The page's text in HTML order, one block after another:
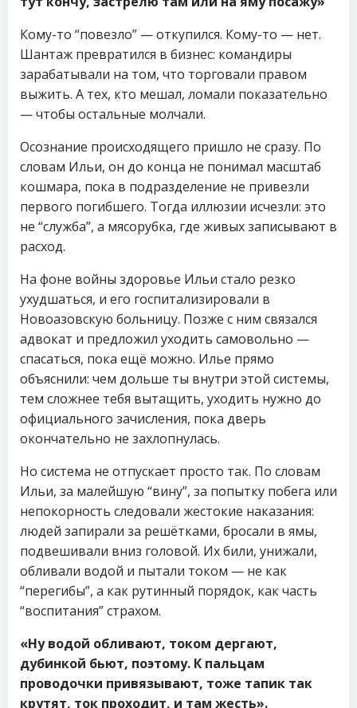
Кому-то “повезло” — откупился. Кому-то — нет.
Шантаж превратился в бизнес: командиры
зарабатывали на том, что торговали правом
выжить. А тех, кто мешал, ломали показательно
— чтобы остальные молчали.
Осознание происходящего пришло не сразу. По
словам Ильи, он до конца не понимал масштаб
кошмара, пока в подразделение не привезли
первого погибшего. Тогда иллюзии исчезли: это
не “служба”, а мясорубка, где живых записывают в
расход.
На фоне войны здоровье Ильи стало резко
ухудшаться, и его госпитализировали в
Новоазовскую больницу. Позже с ним связался
адвокат и предложил уходить самовольно —
спасаться, пока ещё можно. Илье прямо
объяснили: чем дольше ты внутри этой системы,
тем сложнее тебя вытащить, уходить нужно до
официального зачисления, пока дверь
окончательно не захлопнулась.
Но система не отпускает просто так. По словам
Ильи, за малейшую “вину”, за попытку побега или
непокорность следовали жестокие наказания:
людей запирали за решётками, бросали в ямы,
подвешивали вниз головой. Их били, унижали,
обливали водой и пытали током — не как
“перегибы”, а как рутинный порядок, как часть
“воспитания” страхом.
«Ну водой обливают, током дергают,
дубинкой бьют, поэтому. К пальцам
проводочки привязывают, тоже тапик так
крутят, ток проходит, и там жесть».